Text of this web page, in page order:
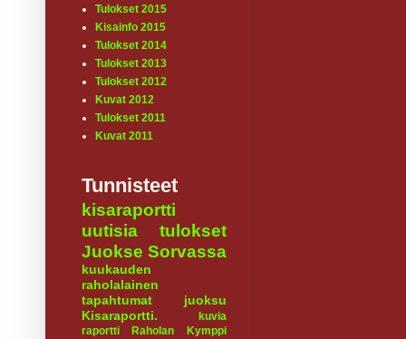
Tulokset 2015
Kisainfo 2015
Tulokset 2014
Tulokset 2013
Tulokset 2012
Kuvat 2012
Tulokset 2011
Kuvat 2011
Tunnisteet
kisaraportti
uutisia
tulokset
Juokse Sorvassa
kuukauden
raholalainen
tapahtumat
juoksu
Kisaraportti.
kuvia
raportti
Raholan Kymppi